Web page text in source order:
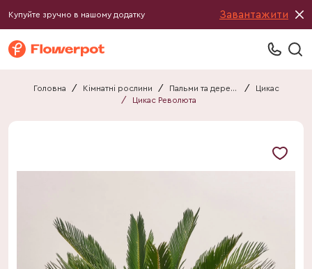
Купуйте зручно в нашому додатку Завантажити
Головна / Кімнатні рослини / Пальми та дерева /
Цикас
/
Цикас Революта